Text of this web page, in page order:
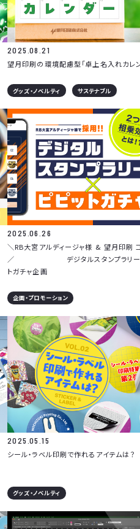
2025.08.21
望月印刷の環境配慮型「卓上名入れカレ
グッズ・ノベルティ サステナブル
2025.06.26
＼RB大宮アルディージャ様 & 望月印刷
／ デジタルスタンプラリー
トガチャ企画
企画・プロモーション
2025.05.15
シール・ラベル印刷で作れるアイテムは？
グッズ・ノベルティ